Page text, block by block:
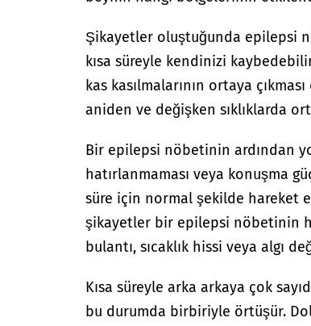
Şikayetler oluştuğunda epilepsi
kısa süreyle kendinizi
kas kasılmalarının ortaya
aniden ve değişken sıklıklarda
Bir epilepsi nöbetinin ardından
hatırlanmaması veya konuşma
süre için normal şekilde hareket
şikayetler bir epilepsi nöbetinin
bulantı, sıcaklık hissi veya algı
Kısa süreyle arka arkaya çok
bu durumda birbiriyle örtüşür.